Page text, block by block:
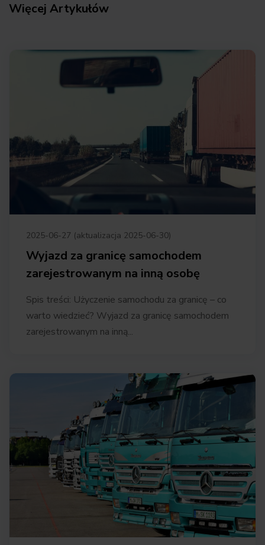
Więcej Artykułów
2025-06-27 (aktualizacja 2025-06-30)
Wyjazd za granicę samochodem
zarejestrowanym na inną osobę
Spis treści: Użyczenie samochodu za granicę – co
warto wiedzieć? Wyjazd za granicę samochodem
zarejestrowanym na inną...